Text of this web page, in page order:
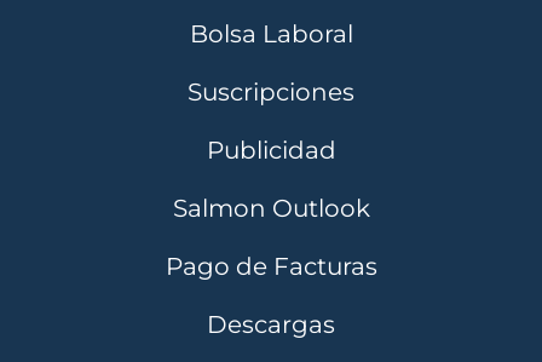
Bolsa Laboral
Suscripciones
Publicidad
Salmon Outlook
Pago de Facturas
Descargas